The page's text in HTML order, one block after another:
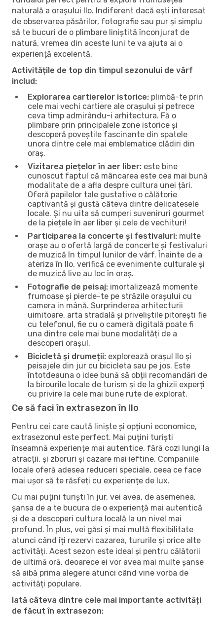
naturală a orașului Ilo. Indiferent dacă ești interesat
de observarea păsărilor, fotografie sau pur și simplu
să te bucuri de o plimbare liniștită înconjurat de
natură, vremea din aceste luni te va ajuta ai o
experiență excelentă.
Activitățile de top din timpul sezonului de vârf
includ:
Explorarea cartierelor istorice: plimbă-te prin
cele mai vechi cartiere ale orașului și petrece
ceva timp admirându-i arhitectura. Fă o
plimbare prin principalele zone istorice și
descoperă poveștile fascinante din spatele
unora dintre cele mai emblematice clădiri din
oraș.
Vizitarea piețelor în aer liber: este bine
cunoscut faptul că mâncarea este cea mai bună
modalitate de a afla despre cultura unei țări.
Oferă papilelor tale gustative o călătorie
captivantă și gustă câteva dintre delicatesele
locale. Și nu uita să cumperi suveniruri gourmet
de la piețele în aer liber și cele de vechituri!
Participarea la concerte și festivaluri: multe
orașe au o ofertă largă de concerte și festivaluri
de muzică în timpul lunilor de vârf. Înainte de a
ateriza în Ilo, verifică ce evenimente culturale și
de muzică live au loc în oraș.
Fotografie de peisaj: imortalizează momente
frumoase și pierde-te pe străzile orașului cu
camera in mână. Surprinderea arhitecturii
uimitoare, arta stradală și priveliștile pitorești fie
cu telefonul, fie cu o cameră digitală poate fi
una dintre cele mai bune modalități de a
descoperi orașul.
Bicicletă și drumeții: explorează orașul Ilo și
peisajele din jur cu bicicleta sau pe jos. Este
întotdeauna o idee bună să obții recomandări de
la birourile locale de turism și de la ghizii experți
cu privire la cele mai bune rute de explorat.
Ce să faci în extrasezon în Ilo
Pentru cei care caută liniște și opțiuni economice,
extrasezonul este perfect. Mai puțini turiști
înseamnă experiențe mai autentice, fără cozi lungi la
atracții, și zboruri și cazare mai ieftine. Companiile
locale oferă adesea reduceri speciale, ceea ce face
mai ușor să te răsfeți cu experiențe de lux.
Cu mai puțini turiști în jur, vei avea, de asemenea,
șansa de a te bucura de o experiență mai autentică
și de a descoperi cultura locală la un nivel mai
profund. În plus, vei găsi și mai multă flexibilitate
atunci când îți rezervi cazarea, tururile și orice alte
activități. Acest sezon este ideal și pentru călătorii
de ultimă oră, deoarece ei vor avea mai multe șanse
să aibă prima alegere atunci când vine vorba de
activități populare.
Iată câteva dintre cele mai importante activități
de făcut în extrasezon: